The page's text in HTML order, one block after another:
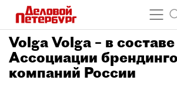
Volga Volga – в составе
Ассоциации
компаний России